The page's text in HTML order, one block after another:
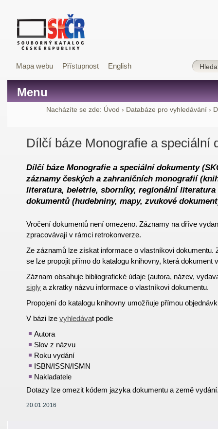
Mapa webu Přístupnost English
Menu
Nacházíte se zde: Úvod › Databáze pro vyhledávání ›
Dílčí báze Monografie a speciální
Dílčí báze Monografie a speciální dokumenty
záznamy českých a zahraničních monografií
literatura, beletrie, sborníky, regionální literatura
dokumentů (hudebniny, mapy, zvukové
Vročení dokumentů není omezeno. Záznamy na dříve
zpracovávají v rámci retrokonverze.
Ze záznamů lze získat informace o vlastníkovi dokumentu.
se lze propojit přímo do katalogu knihovny, která dokument
Záznam obsahuje bibliografické údaje (autora, název,
sigly a zkratky názvu informace o vlastníkovi dokumentu.
Propojení do katalogu knihovny umožňuje přímou
V bázi lzevyhledávat podle
Autora
Slov z názvu
Roku vydání
ISBN/ISSN/ISMN
Nakladatele
Dotazy lze omezit kódem jazyka dokumentu a země
20.01.2016